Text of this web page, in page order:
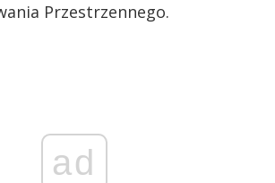
Przestrzennego.
ad